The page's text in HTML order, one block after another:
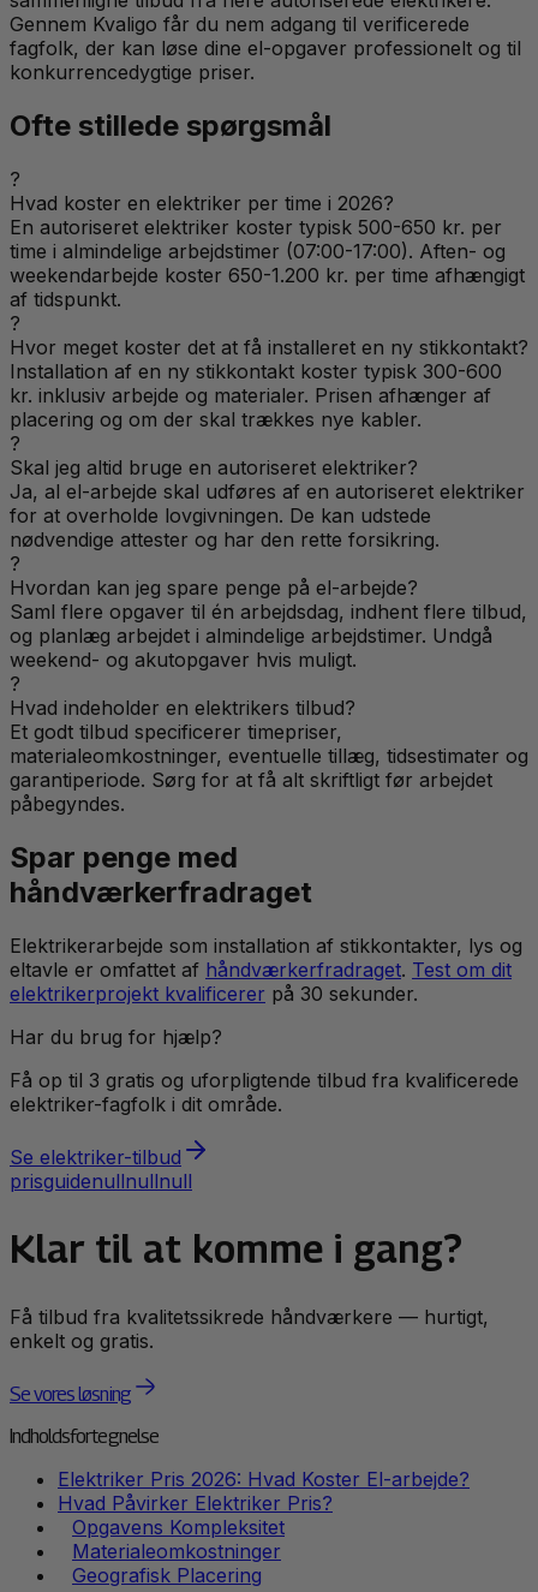
Gennem Kvaligo får du nem adgang til verificerede
fagfolk, der kan løse dine el-opgaver professionelt og til
konkurrencedygtige priser.
Ofte stillede spørgsmål
?
Hvad koster en elektriker per time i 2026?
En autoriseret elektriker koster typisk 500-650 kr. per
time i almindelige arbejdstimer (07:00-17:00). Aften- og
weekendarbejde koster 650-1.200 kr. per time afhængigt
af tidspunkt.
?
Hvor meget koster det at få installeret en ny stikkontakt?
Installation af en ny stikkontakt koster typisk 300-600
kr. inklusiv arbejde og materialer. Prisen afhænger af
placering og om der skal trækkes nye kabler.
?
Skal jeg altid bruge en autoriseret elektriker?
Ja, al el-arbejde skal udføres af en autoriseret elektriker
for at overholde lovgivningen. De kan udstede
nødvendige attester og har den rette forsikring.
?
Hvordan kan jeg spare penge på el-arbejde?
Saml flere opgaver til én arbejdsdag, indhent flere tilbud,
og planlæg arbejdet i almindelige arbejdstimer. Undgå
weekend- og akutopgaver hvis muligt.
?
Hvad indeholder en elektrikers tilbud?
Et godt tilbud specificerer timepriser,
materialeomkostninger, eventuelle tillæg, tidsestimater og
garantiperiode. Sørg for at få alt skriftligt før arbejdet
påbegyndes.
Spar penge med
håndværkerfradraget
Elektrikerarbejde som installation af stikkontakter, lys og
eltavle er omfattet af håndværkerfradraget. Test om dit
elektrikerprojekt kvalificerer på 30 sekunder.
Har du brug for hjælp?
Få op til 3 gratis og uforpligtende tilbud fra kvalificerede
elektriker-fagfolk i dit område.
Se elektriker-tilbud
prisguidenullnullnull
Klar til at komme i gang?
Få tilbud fra kvalitetssikrede håndværkere — hurtigt,
enkelt og gratis.
Se vores løsning
Indholdsfortegnelse
Elektriker Pris 2026: Hvad Koster El-arbejde?
Hvad Påvirker Elektriker Pris?
Opgavens Kompleksitet
Materialeomkostninger
Geografisk Placering